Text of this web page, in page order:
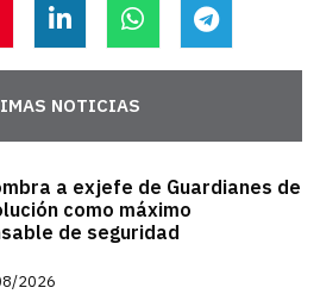
NOTICIAS
a exjefe de Guardianes de
como máximo
de seguridad
2026